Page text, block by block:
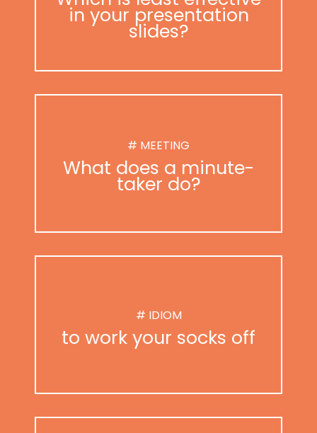
in your presentation
slides?
# MEETING
What does a minute-
taker do?
# IDIOM
to work your socks off